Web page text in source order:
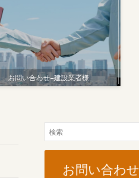
お問い合わせ−建設業者様
お問い合わせ